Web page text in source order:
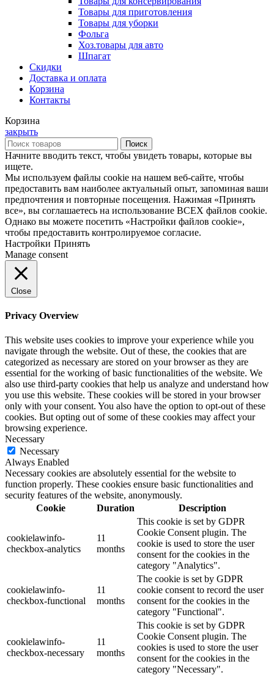
Товары для приготовления
Товары для уборки
Фольга
Хоз.товары для авто
Шпагат
Скидки
Доставка и оплата
Корзина
Контакты
Корзина
закрыть
Поиск
Начните вводить текст, чтобы увидеть товары, которые вы
ищете.
Мы используем файлы cookie на нашем веб-сайте, чтобы
предоставить вам наиболее актуальный опыт, запоминая ваши
предпочтения и повторные посещения. Нажимая «Принять
все», вы соглашаетесь на использование ВСЕХ файлов cookie.
Однако вы можете посетить «Настройки файлов cookie»,
чтобы предоставить контролируемое согласие.
Настройки Принять
Manage consent
Close
Privacy Overview
This website uses cookies to improve your experience while you
navigate through the website. Out of these, the cookies that are
categorized as necessary are stored on your browser as they are
essential for the working of basic functionalities of the website. We
also use third-party cookies that help us analyze and understand how
you use this website. These cookies will be stored in your browser
only with your consent. You also have the option to opt-out of these
cookies. But opting out of some of these cookies may affect your
browsing experience.
Necessary
Necessary
Always Enabled
Necessary cookies are absolutely essential for the website to
function properly. These cookies ensure basic functionalities and
security features of the website, anonymously.
Cookie
Duration Description
cookielawinfo-
checkbox-analytics
11
months
This cookie is set by GDPR
Cookie Consent plugin. The
cookie is used to store the user
consent for the cookies in the
category "Analytics".
cookielawinfo-
checkbox-functional
11
months
The cookie is set by GDPR
cookie consent to record the user
consent for the cookies in the
category "Functional".
cookielawinfo-
checkbox-necessary
11
months
This cookie is set by GDPR
Cookie Consent plugin. The
cookies is used to store the user
consent for the cookies in the
category "Necessary".